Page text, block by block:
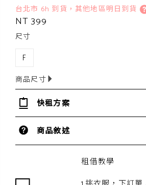
台北市 6h 到貨，其他地區明日到貨
NT 399
尺寸
F
商品尺寸
快租方案
商品敘述
租借教學